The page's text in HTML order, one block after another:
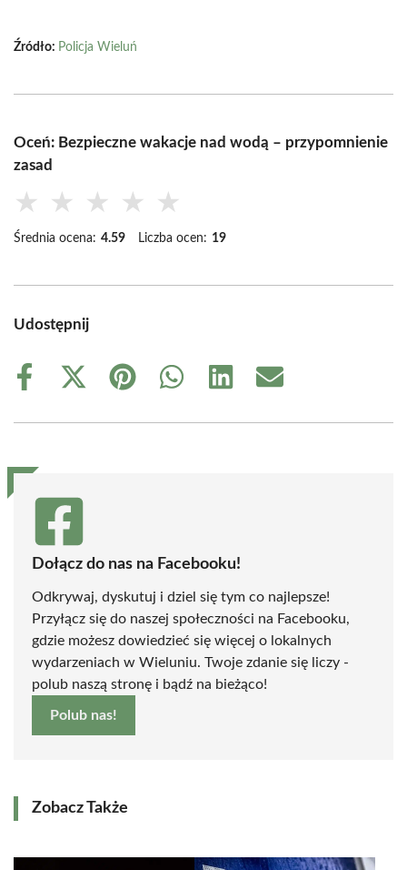
Źródło: Policja Wieluń
Oceń: Bezpieczne wakacje nad wodą – przypomnienie
zasad
★ ★ ★ ★ ★
Średnia ocena: 4.59 Liczba ocen: 19
Udostępnij
Share
Share
(Twitter)
Share
Share
Share
Share
Dołącz do nas na Facebooku!
Odkrywaj, dyskutuj i dziel się tym co najlepsze!
Przyłącz się do naszej społeczności na Facebooku,
gdzie możesz dowiedzieć się więcej o lokalnych
wydarzeniach w Wieluniu. Twoje zdanie się liczy -
polub naszą stronę i bądź na bieżąco!
Polub nas!
Zobacz Także